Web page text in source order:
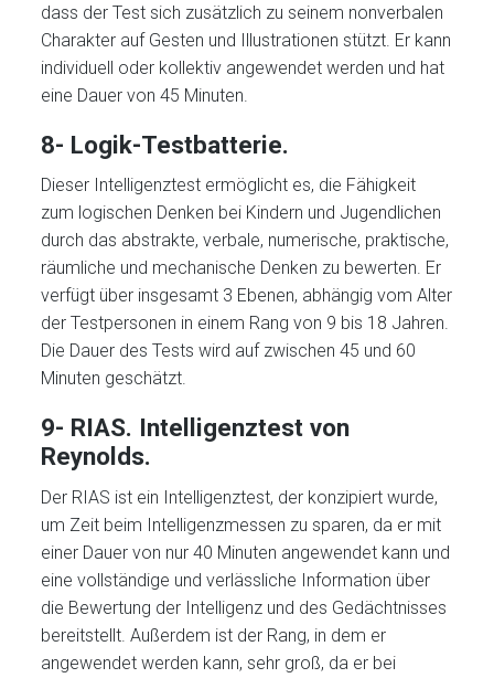
dass der Test sich zusätzlich zu seinem nonverbalen
Charakter auf Gesten und Illustrationen stützt. Er kann
individuell oder kollektiv angewendet werden und hat
eine Dauer von 45 Minuten.
8- Logik-Testbatterie.
Dieser Intelligenztest ermöglicht es, die Fähigkeit
zum logischen Denken bei Kindern und Jugendlichen
durch das abstrakte, verbale, numerische, praktische,
räumliche und mechanische Denken zu bewerten. Er
verfügt über insgesamt 3 Ebenen, abhängig vom Alter
der Testpersonen in einem Rang von 9 bis 18 Jahren.
Die Dauer des Tests wird auf zwischen 45 und 60
Minuten geschätzt.
9- RIAS. Intelligenztest von
Reynolds.
Der RIAS ist ein Intelligenztest, der konzipiert wurde,
um Zeit beim Intelligenzmessen zu sparen, da er mit
einer Dauer von nur 40 Minuten angewendet kann und
eine vollständige und verlässliche Information über
die Bewertung der Intelligenz und des Gedächtnisses
bereitstellt. Außerdem ist der Rang, in dem er
angewendet werden kann, sehr groß, da er bei